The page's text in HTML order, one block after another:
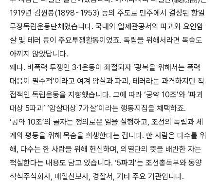
1919년 김원봉(1898~1953) 등의 주도로 만주에서 결성된 항일
무장독립운동단체였습니다. 국내외 일제관공서의 파괴와 요인암
살 및 테러 등이 주요투쟁활동이었죠. 독립을 위해서라면 목숨도
아끼지 않았답니다.
왜냐. 비폭력 투쟁인 3·1운동이 좌절되자 ‘광복을 위해서는 폭력
대응이 필수적’이라고 여겨 암살과 파괴, 테러라는 과격하지만 직
접적인 독립운동을 지향했습니다. 그에 따라 ‘공약 10조’와 ‘파괴
대상 5파괴’ ‘암살대상 7가살’이라는 행동지침을 채택하죠.
‘공약 10조’의 골자는 정의로운 일을 실행하고, 조선의 독립과 세
계의 평등을 위해 목숨을 희생한다는 겁니다. 한 사람은 다수를 위
해, 다수는 한 사람을 위해 헌신하며, 의열단의 뜻을 배반한 자는
척살한다는 내용도 담고 있습니다. ‘5파괴’는 조선총독부와 동양
척식주식회사, 매일신보사, 경찰서, 기타 주요 기관입니다.